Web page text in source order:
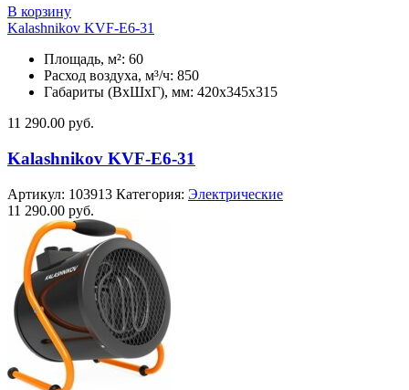
В корзину
Kalashnikov KVF-E6-31
Площадь, м²: 60
Расход воздуха, м³/ч: 850
Габариты (ВхШхГ), мм: 420x345x315
11 290.00 руб.
Kalashnikov KVF-E6-31
Артикул: 103913 Категория: Электрические
11 290.00 руб.